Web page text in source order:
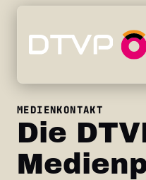
MEDIENKONTAKT
Die